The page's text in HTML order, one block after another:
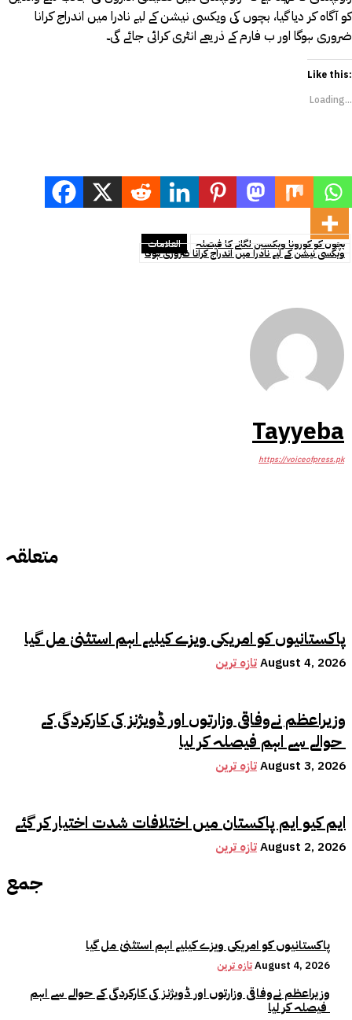
متعلقہ
پاکستانیوں کو امریکی ویزے کیلیے اہم استثنیٰ مل گیا
تازہ ترینAugust 4, 2026
وزیراعظم نےوفاقی وزارتوں اور ڈویژنز کی کارکردگی کے
حوالے سے اہم فیصلہ کر لیا
تازہ ترینAugust 3, 2026
ایم کیو ایم پاکستان میں اختلافات شدت اختیار کر گئے
تازہ ترینAugust 2, 2026
جمع
پاکستانیوں کو امریکی ویزے کیلیے اہم استثنیٰ مل گیا
تازہ ترینAugust 4, 2026
وزیراعظم نےوفاقی وزارتوں اور ڈویژنز کی کارکردگی کے حوالے سے اہم
کو آگاہ کر دیا گیا، بچوں کی ویکسی نیشن کے لیے نادرا میں اندراج کرانا
ضروری ہوگا اور ب فارم کے ذریعے انٹری کرائی جائے گی۔
Like this:
Loading...
العلامات بچوں کو کورونا ویکسین لگانے کا فیصلہ
ویکسی نیشن کے لیے نادرا میں اندراج کرانا ضروری ہوگا
Tayyeba
https://voiceofpress.pk